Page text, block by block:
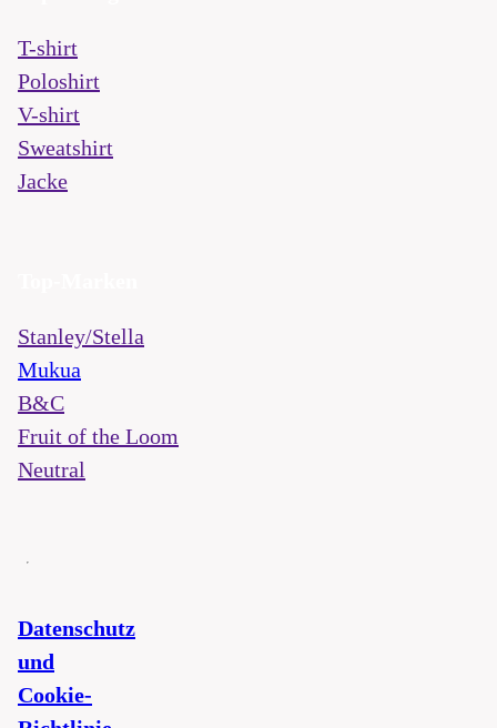
T-shirt
Poloshirt
V-shirt
Sweatshirt
Jacke
Stanley/Stella
Mukua
B&C
Fruit of the Loom
Neutral
Datenschutz
und
Cookie-